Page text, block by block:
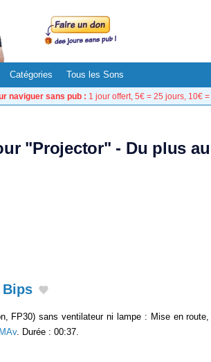
Catégories Tous les Sons
naviguer sans pub : 1 jour offert, 5€ = 25 jours, 10€
"Projector" - Du plus
Bips
FP30) sans ventilateur ni lampe : Mise en
. Durée : 00:37.